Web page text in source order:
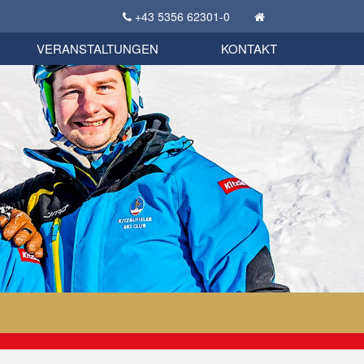
+43 5356 62301-0
KSC Sportgeschichte
Bekleidungsshop
VERANSTALTUNGEN KONTAKT